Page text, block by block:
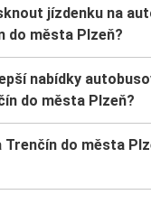
jízdenku na
do města Plzeň?
nabídky
do města Plzeň?
Trenčín do města